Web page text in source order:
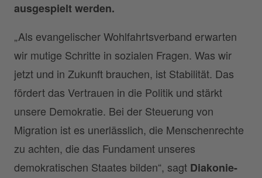
ausgespielt werden.
„Als evangelischer Wohlfahrtsverband erwarten
wir mutige Schritte in sozialen Fragen. Was wir
jetzt und in Zukunft brauchen, ist Stabilität. Das
fördert das Vertrauen in die Politik und stärkt
unsere Demokratie. Bei der Steuerung von
Migration ist es unerlässlich, die Menschenrechte
zu achten, die das Fundament unseres
demokratischen Staates bilden“, sagt Diakonie-